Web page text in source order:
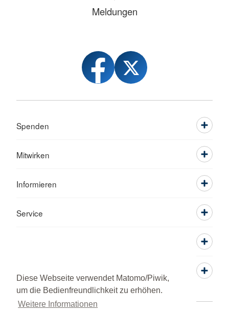
Diese Webseite verwendet Matomo/Piwik,
um die Bedienfreundlichkeit zu erhöhen.
Weitere Informationen
Meldungen
Spenden
Mitwirken
Informieren
Service